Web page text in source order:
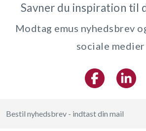
Savner du inspiration til
Modtag emus nyhedsbrev
sociale medier